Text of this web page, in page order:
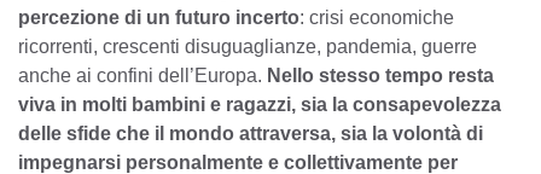
percezione di un futuro incerto: crisi economiche
ricorrenti, crescenti disuguaglianze, pandemia, guerre
anche ai confini dell’Europa. Nello stesso tempo resta
viva in molti bambini e ragazzi, sia la consapevolezza
delle sfide che il mondo attraversa, sia la volontà di
impegnarsi personalmente e collettivamente per